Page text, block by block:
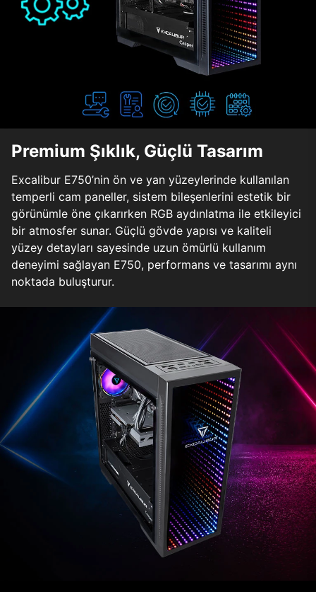
Premium Şıklık, Güçlü Tasarım
Excalibur E750’nin ön ve yan yüzeylerinde kullanılan
temperli cam paneller, sistem bileşenlerini estetik bir
görünümle öne çıkarırken RGB aydınlatma ile etkileyici
bir atmosfer sunar. Güçlü gövde yapısı ve kaliteli
yüzey detayları sayesinde uzun ömürlü kullanım
deneyimi sağlayan E750, performans ve tasarımı aynı
noktada buluşturur.